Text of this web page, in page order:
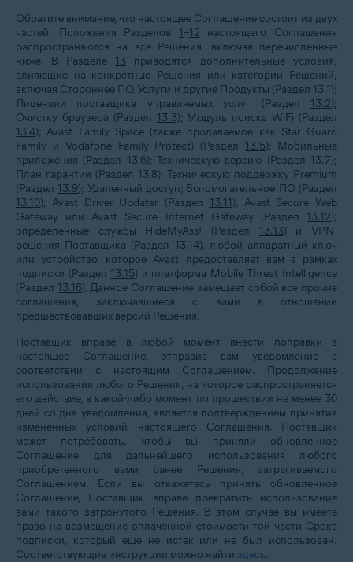
Обратите внимание, что настоящее Соглашение состоит из двух
частей. Положения Разделов 1–12 настоящего Соглашения
распространяются на все Решения, включая перечисленные
ниже. В Разделе 13 приводятся дополнительные условия,
влияющие на конкретные Решения или категории Решений,
включая Стороннее ПО, Услуги и другие Продукты (Раздел 13.1);
Лицензии поставщика управляемых услуг (Раздел 13.2);
Очистку браузера (Раздел 13.3); Модуль поиска WiFi (Раздел
13.4); Avast Family Space (также продаваемое как Star Guard
Family и Vodafone Family Protect) (Раздел 13.5); Мобильные
приложения (Раздел 13.6); Техническую версию (Раздел 13.7);
План гарантии (Раздел 13.8); Техническую поддержку Premium
(Раздел 13.9); Удаленный доступ; Вспомогательное ПО (Раздел
13.10); Avast Driver Updater (Раздел 13.11), Avast Secure Web
Gateway или Avast Secure Internet Gateway (Раздел 13.12);
определенные службы HideMyAss! (Раздел 13.13) и VPN-
решения Поставщика (Раздел 13.14), любой аппаратный ключ
или устройство, которое Avast предоставляет вам в рамках
подписки (Раздел 13.15) и платформа Mobile Threat Intelligence
(Раздел 13.16). Данное Соглашение замещает собой все прочие
соглашения, заключавшиеся с вами в отношении
предшествовавших версий Решения.
Поставщик вправе в любой момент внести поправки в
настоящее Соглашение, отправив вам уведомление в
соответствии с настоящим Соглашением. Продолжение
использования любого Решения, на которое распространяется
его действие, в какой-либо момент по прошествии не менее 30
дней со дня уведомления, является подтверждением принятия
измененных условий настоящего Соглашения. Поставщик
может потребовать, чтобы вы приняли обновленное
Соглашение для дальнейшего использования любого
приобретенного вами ранее Решения, затрагиваемого
Соглашением. Если вы откажетесь принять обновленное
Соглашение, Поставщик вправе прекратить использование
вами такого затронутого Решения. В этом случае вы имеете
право на возмещение оплаченной стоимости той части Срока
подписки, который еще не истек или не был использован.
Соответствующие инструкции можно найти здесь.